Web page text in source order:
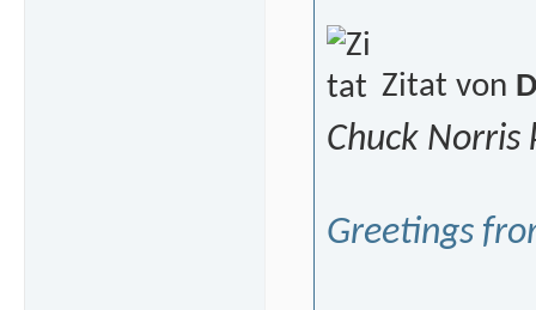
Zitat von
Chuck Norris
Greetings